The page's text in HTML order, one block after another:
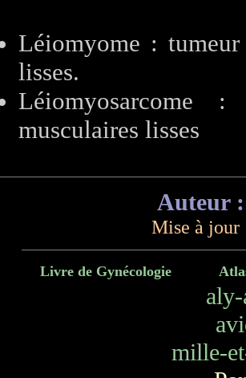
Léiomyome :
lisses.
Léiomyosarcome
musculaires lisses
Auteur
Mise à
Livre de Gynécologie
mille-